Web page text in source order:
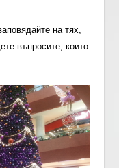
на тях,
въпросите, които